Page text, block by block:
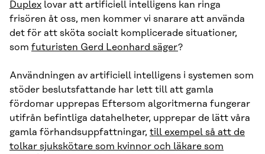
Duplex lovar att artificiell intelligens kan ringa
frisören åt oss, men kommer vi snarare att använda
det för att sköta socialt komplicerade situationer,
som futuristen Gerd Leonhard säger?
Användningen av artificiell intelligens i systemen som
stöder beslutsfattande har lett till att gamla
fördomar upprepas Eftersom algoritmerna fungerar
utifrån befintliga datahelheter, upprepar de lätt våra
gamla förhandsuppfattningar, till exempel så att de
tolkar sjukskötare som kvinnor och läkare som